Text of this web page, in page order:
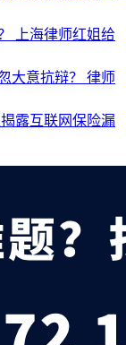
上海律师红姐给
大意抗辩？ 律师
露互联网保险漏